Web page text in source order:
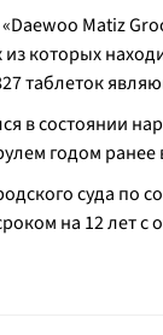
Matiz
которых
таблеток
в состоянии
годом ранее
суда по
на 12 лет